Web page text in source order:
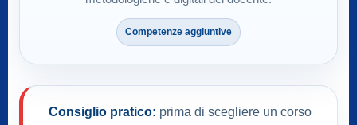
Competenze aggiuntive
Consiglio pratico: prima di scegliere un corso